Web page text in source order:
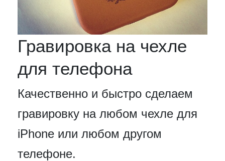
Гравировка на чехле
для телефона
Качественно и быстро сделаем
гравировку на любом чехле для
iPhone или любом другом
телефоне.